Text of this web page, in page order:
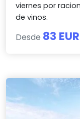
viernes por
de vinos.
Desde 83 EUR